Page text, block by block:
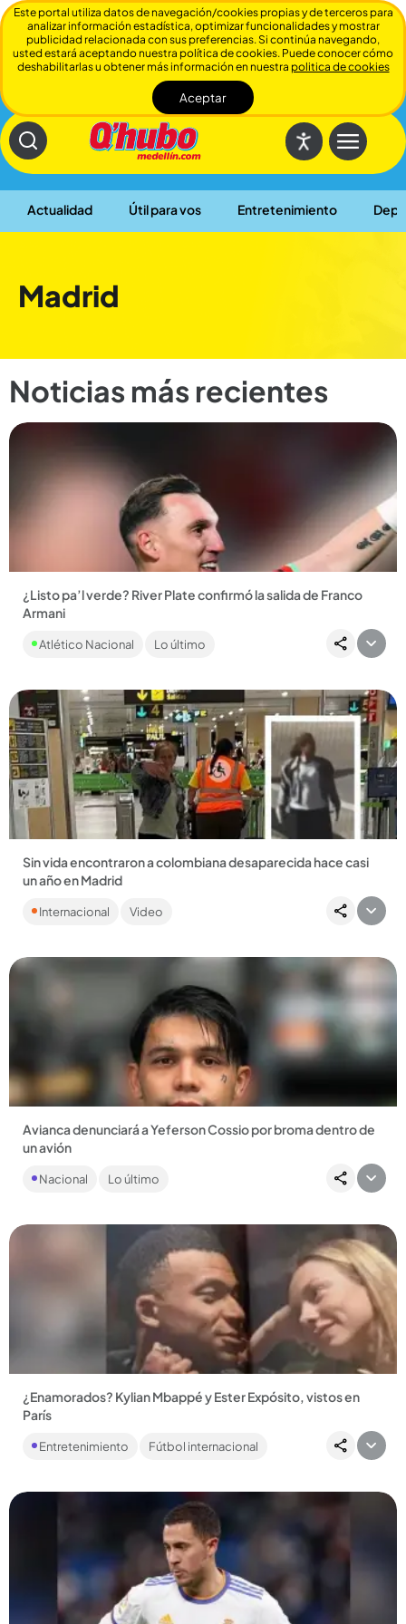
Actualidad Útil para vos Entretenimiento
Cerrar
Madrid
Noticias más recientes
¿Listo pa’l verde? River Plate confirmó la salida de Franco
Armani
River Plate despidió al argentino con un emotivo video en el
que recordó que es el portero con más títulos en la historia...
Atlético Nacional Lo último
Compartir Noticia
Sin vida encontraron a colombiana desaparecida hace casi
un año en Madrid
Orlinda Marín viajaba de regreso a Colombia con su papá, de
83 años, y desapareció mientras hacían una escala en la
Internacional Video
Compartir Noticia
Avianca denunciará a Yeferson Cossio por broma dentro de
un avión
La aerolínea manifestó su incomodidad por las acciones del
influencer, que causaron un riesgo en el vuelo internacional....
Nacional Lo último
Compartir Noticia
¿Enamorados? Kylian Mbappé y Ester Expósito, vistos en
París
esta semana al dejarse ver juntos en varios lugares de la
Entretenimiento Fútbol internacional
Compartir Noticia
Este portal utiliza datos de navegación/cookies propias y de terceros para
analizar información estadística, optimizar funcionalidades y mostrar
publicidad relacionada con sus preferencias. Si continúa navegando,
usted estará aceptando nuestra política de cookies. Puede conocer cómo
deshabilitarlas u obtener más información en nuestra politica de cookies
Aceptar